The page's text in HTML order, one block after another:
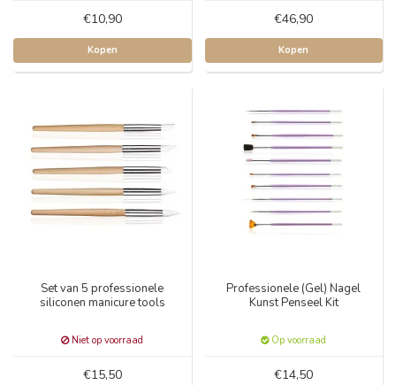
€10,90
Kopen
€46,90
Kopen
Set van 5 professionele
siliconen manicure tools
Niet op voorraad
€15,50
Professionele (Gel) Nagel
Kunst Penseel Kit
Op voorraad
€14,50